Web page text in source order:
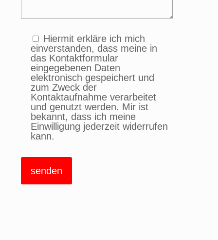
Hiermit erkläre ich mich
einverstanden, dass meine in
das Kontaktformular
eingegebenen Daten
elektronisch gespeichert und
zum Zweck der
Kontaktaufnahme verarbeitet
und genutzt werden. Mir ist
bekannt, dass ich meine
Einwilligung jederzeit widerrufen
kann.